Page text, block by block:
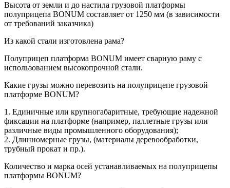
Высота от земли и до настила грузовой платформы
полуприцепа BONUM составляет от 1250 мм (в зависимости
от требований заказчика)
Из какой стали изготовлена рама?
Полуприцеп платформа BONUM имеет сварную раму с
использованием высокопрочной стали.
Какие грузы можно перевозить на полуприцепе грузовой
платформе BONUM?
1. Единичные или крупногабаритные, требующие надежной
фиксации на платформе (например, паллетные грузы или
различные виды промышленного оборудования);
2. Длинномерные грузы, (материалы деревообработки,
трубный прокат и пр.).
Количество и марка осей устанавливаемых на полуприцепы
платформы BONUM?